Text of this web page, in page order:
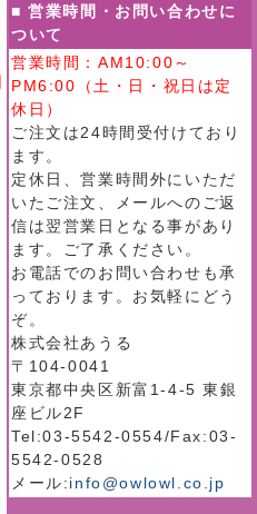
■ 営業時間・お問い合わせに
ついて
営業時間：AM10:00～
PM6:00（土・日・祝日は定
休日）
ご注文は24時間受付けており
ます。
定休日、営業時間外にいただ
いたご注文、メールへのご返
信は翌営業日となる事があり
ます。ご了承ください。
お電話でのお問い合わせも承
っております。お気軽にどう
ぞ。
株式会社あうる
〒104-0041
東京都中央区新富1-4-5 東銀
座ビル2F
Tel:03-5542-0554/Fax:03-
5542-0528
メール:info@owlowl.co.jp